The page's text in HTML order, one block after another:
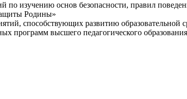
по изучению основ безопасности, правил
Родины»
способствующих развитию
программ высшего педагогического